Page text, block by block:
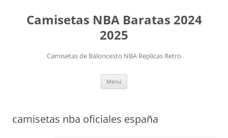
Camisetas NBA Baratas 2024
2025
Camisetas de Baloncesto NBA Replicas Retro
Menú
camisetas nba oficiales españa